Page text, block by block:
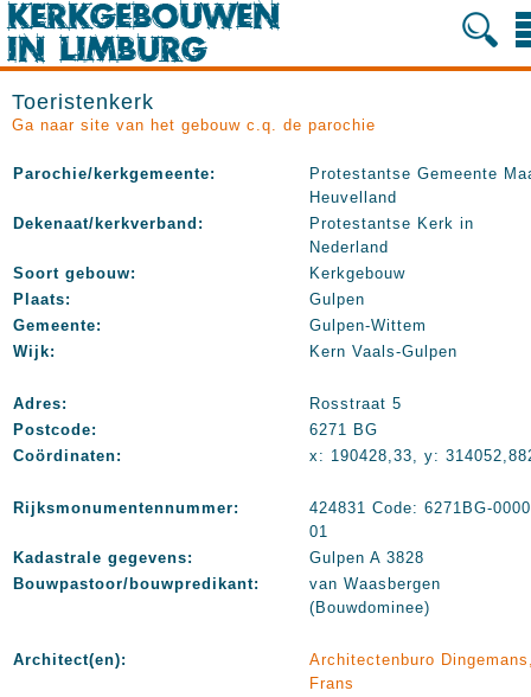
Toeristenkerk
Ga naar site van het gebouw c.q. de parochie
Parochie/kerkgemeente:
Protestantse Gemeente
Heuvelland
Dekenaat/kerkverband:
Protestantse Kerk in
Nederland
Soort gebouw:
Kerkgebouw
Plaats:
Gulpen
Gemeente:
Gulpen-Wittem
Wijk:
Kern Vaals-Gulpen
Adres:
Rosstraat 5
Postcode:
6271 BG
Coördinaten:
x: 190428,33, y:
Rijksmonumentennummer:
424831 Code: 6271BG-
01
Kadastrale gegevens:
Gulpen A 3828
Bouwpastoor/bouwpredikant:
van Waasbergen
(Bouwdominee)
Architect(en):
Architectenburo
Frans